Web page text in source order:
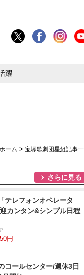
躍
ホーム > 宝塚歌劇団星組記事
さらに見る
テレフォンオペレータ
カンタン&シンプル日程
円
コールセンター/週休3日